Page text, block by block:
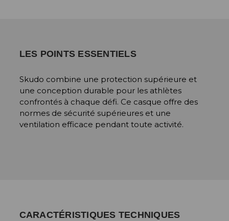
LES POINTS ESSENTIELS
Skudo combine une protection supérieure et
une conception durable pour les athlètes
confrontés à chaque défi. Ce casque offre des
normes de sécurité supérieures et une
ventilation efficace pendant toute activité.
CARACTÉRISTIQUES TECHNIQUES